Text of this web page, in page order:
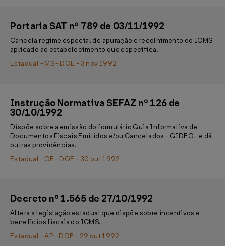
Portaria SAT nº 789 de 03/11/1992
Cancela regime especial de apuração e recolhimento do ICMS
aplicado ao estabelecimento que especifica.
Estadual - MS - DOE - 3 nov 1992
Instrução Normativa SEFAZ nº 126 de
30/10/1992
Dispõe sobre a emissão do formulário Guia Informativa de
Documentos Fiscais Emitidos e/ou Cancelados - GIDEC - e dá
outras providências.
Estadual - CE - DOE - 30 out 1992
Decreto nº 1.565 de 27/10/1992
Altera a legislação estadual que dispõe sobre incentivos e
benefícios fiscais do ICMS.
Estadual - AP - DOE - 29 out 1992